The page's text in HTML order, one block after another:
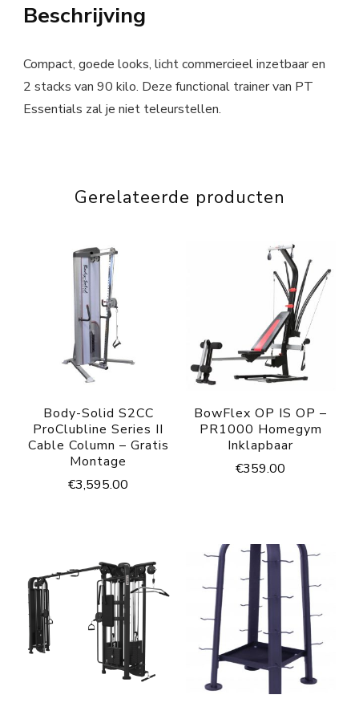
Beschrijving
Compact, goede looks, licht commercieel inzetbaar en
2 stacks van 90 kilo. Deze functional trainer van PT
Essentials zal je niet teleurstellen.
Gerelateerde producten
Body-Solid S2CC
ProClubline Series II
Cable Column – Gratis
Montage
€3,595.00
BowFlex OP IS OP –
PR1000 Homegym
Inklapbaar
€359.00